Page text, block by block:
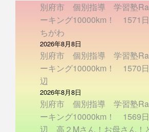
別府市 個別指導 学習塾
ーキング10000km！ 1571
ちがわ
2026年8月8日
別府市 個別指導 学習塾
ーキング10000km！ 1570
辺
2026年8月8日
別府市 個別指導 学習塾
ーキング10000km！ 1569
辺 高２Mさん！お母さん！